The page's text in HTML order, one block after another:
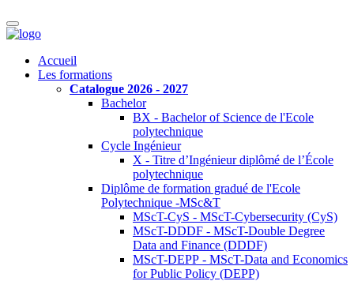
Accueil
Les formations
Catalogue 2026 - 2027
Bachelor
BX - Bachelor of Science de l'Ecole
polytechnique
Cycle Ingénieur
X - Titre d’Ingénieur diplômé de l’École
polytechnique
Diplôme de formation gradué de l'Ecole
Polytechnique -MSc&T
MScT-CyS - MScT-Cybersecurity (CyS)
MScT-DDDF - MScT-Double Degree
Data and Finance (DDDF)
MScT-DEPP - MScT-Data and Economics
for Public Policy (DEPP)